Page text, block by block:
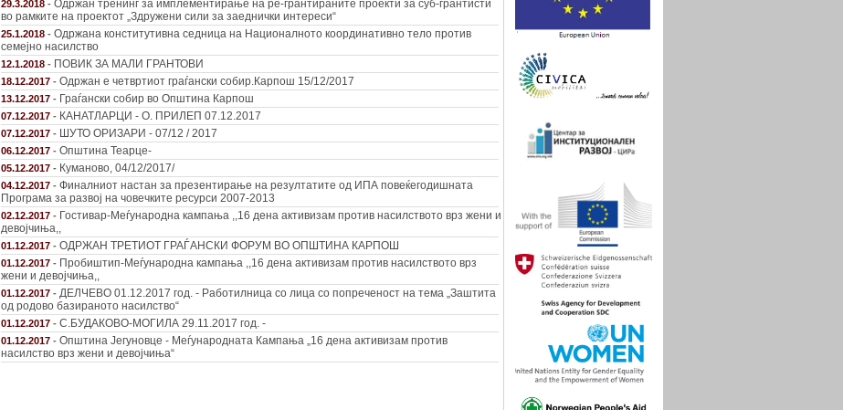
29.3.2018 - Одржан тренинг за имплементирање на ре-грантираните проекти за суб-грантисти
во рамките на проектот „Здружени сили за заеднички интереси“
25.1.2018 - Одржана конститутивна седница на Националното координативно тело против
семејно насилство
12.1.2018 - ПОВИК ЗА МАЛИ ГРАНТОВИ
18.12.2017 - Одржан е четвртиот граѓански собир.Карпош 15/12/2017
13.12.2017 - Граѓански собир во Општина Карпош
07.12.2017 - КАНАТЛАРЦИ - О. ПРИЛЕП 07.12.2017
07.12.2017 - ШУТО ОРИЗАРИ - 07/12 / 2017
06.12.2017 - Општина Теарце-
05.12.2017 - Куманово, 04/12/2017/
04.12.2017 - Финалниот настан за презентирање на резултатите од ИПА повеќегодишната
Програма за развој на човечките ресурси 2007-2013
02.12.2017 - Гостивар-Меѓународна кампања ,,16 дена активизам против насилството врз жени и
девојчиња,,
01.12.2017 - ОДРЖАН ТРЕТИОТ ГРАЃАНСКИ ФОРУМ ВО ОПШТИНА КАРПОШ
01.12.2017 - Пробиштип-Меѓународна кампања ,,16 дена активизам против насилството врз
жени и девојчиња,,
01.12.2017 - ДЕЛЧЕВО 01.12.2017 год. - Работилница со лица со попреченост на тема „Заштита
од родово базираното насилство“
01.12.2017 - С.БУДАКОВО-МОГИЛА 29.11.2017 год. -
01.12.2017 - Општина Јегуновце - Меѓународната Кампања „16 дена активизам против
насилство врз жени и девојчиња“